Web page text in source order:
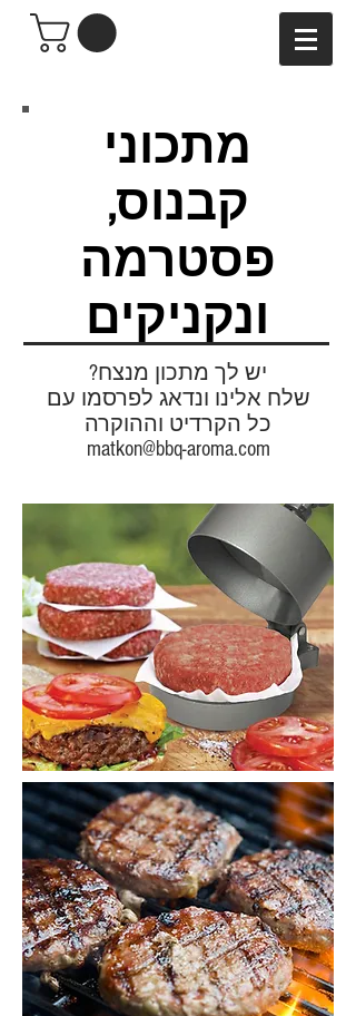
מתכוני
קבנוס,
פסטרמה
ונקניקים
יש לך מתכון מנצח?
שלח אלינו ונדאג לפרסמו עם
כל הקרדיט וההוקרה
matkon@bbq-aroma.com